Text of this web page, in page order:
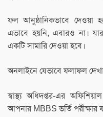
ফল আনুষ্ঠানিকভাবে দেওয়া
এভাবে হয়নি, এবারও না।
একটি সামারি দেওয়া হবে।
অনলাইনে যেভাবে ফলাফল
স্বাস্থ্য অধিদপ্তর-এর
আপনার MBBS ভর্তি পরীক্ষার